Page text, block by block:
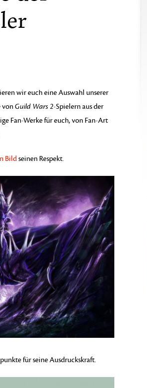
wir euch eine Auswahl unserer
vonGuild Wars 2-Spielern aus der
Fan-Werke für euch, von Fan-Art
Bildseinen Respekt.
für seine Ausdruckskraft.